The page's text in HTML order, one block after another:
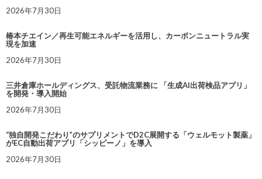
2026年7月30日
椿本チエイン／再生可能エネルギーを活用し、カーボンニュートラル実
現を加速
2026年7月30日
三井倉庫ホールディングス、受託物流業務に 「生成AI出荷検品アプリ」
を開発・導入開始
2026年7月30日
“独自開発こだわり”のサプリメントでD2C展開する「ウェルモット製薬」
がEC自動出荷アプリ「シッピーノ」を導入
2026年7月30日